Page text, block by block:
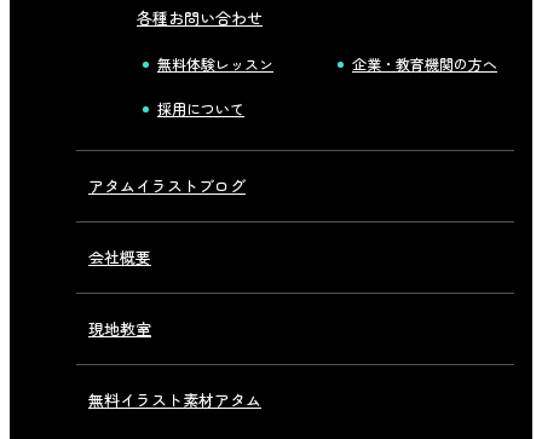
各種お問い合わせ
無料体験レッスン 企業・教育機関の方へ
採用について
アタムイラストブログ
会社概要
現地教室
無料イラスト素材アタム